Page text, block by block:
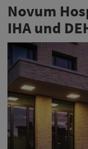
Novum
IHA und